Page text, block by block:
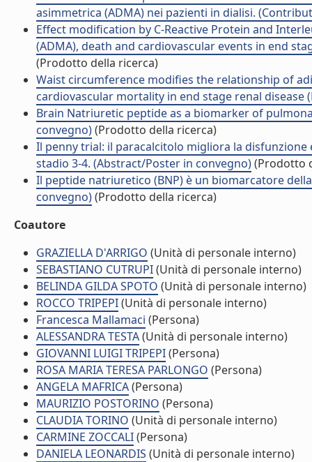
asimmetrica (ADMA) nei pazienti in dialisi.
Effect modification by C-Reactive Protein and
(ADMA), death and cardiovascular events in end
(Prodotto della ricerca)
Waist circumference modifies the relationship of
cardiovascular mortality in end stage renal disease
Brain Natriuretic peptide as a biomarker of
convegno)(Prodotto della ricerca)
Il penny trial: il paracalcitolo migliora la
stadio 3-4. (Abstract/Poster in convegno)(Prodotto
Il peptide natriuretico (BNP) è un biomarcatore
convegno)(Prodotto della ricerca)
Coautore
GRAZIELLA D'ARRIGO (Unità di personale interno)
SEBASTIANO CUTRUPI(Unità di personale interno)
BELINDA GILDA SPOTO (Unità di personale interno)
ROCCO TRIPEPI(Unità di personale interno)
Francesca Mallamaci (Persona)
ALESSANDRA TESTA(Unità di personale interno)
GIOVANNI LUIGI TRIPEPI(Persona)
ROSA MARIA TERESA PARLONGO (Persona)
ANGELA MAFRICA(Persona)
MAURIZIO POSTORINO (Persona)
CLAUDIA TORINO (Unità di personale interno)
CARMINE ZOCCALI(Persona)
DANIELA LEONARDIS (Unità di personale interno)